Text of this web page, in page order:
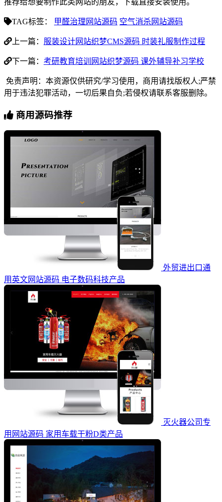
推荐给想要制作此类网站的朋友，下载直接安装使用。
TAG标签： 甲醛治理网站源码 空气消杀网站源码
上一篇： 服装设计网站织梦CMS源码 时装礼服制作过程
下一篇： 考研教育培训网站织梦源码 课外辅导补习学校
免责声明：本资源仅供研究/学习使用，商用请找版权人;严禁
用于违法犯罪活动，一切后果自负;若侵权请联系客服删除。
商用源码推荐
外贸进出口通
用英文网站源码 电子数码科技产品
灭火器公司专
用网站源码 家用车载干粉D类产品